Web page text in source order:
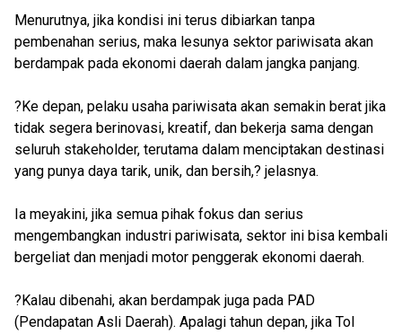
Menurutnya, jika kondisi ini terus dibiarkan tanpa
pembenahan serius, maka lesunya sektor pariwisata akan
berdampak pada ekonomi daerah dalam jangka panjang.
?Ke depan, pelaku usaha pariwisata akan semakin berat jika
tidak segera berinovasi, kreatif, dan bekerja sama dengan
seluruh stakeholder, terutama dalam menciptakan destinasi
yang punya daya tarik, unik, dan bersih,? jelasnya.
Ia meyakini, jika semua pihak fokus dan serius
mengembangkan industri pariwisata, sektor ini bisa kembali
bergeliat dan menjadi motor penggerak ekonomi daerah.
?Kalau dibenahi, akan berdampak juga pada PAD
(Pendapatan Asli Daerah). Apalagi tahun depan, jika Tol